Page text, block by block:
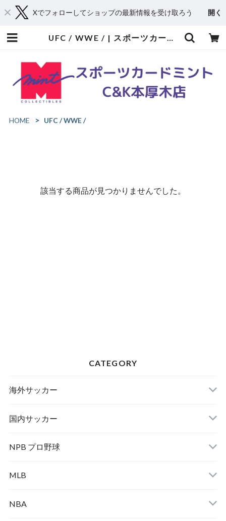
Xでフォローしてショップの最新情報を受け取ろう 開く
UFC / WWE / | スポーツカードミントC&K本厚木店－オンラインショップ
HOME UFC / WWE /
該当する商品が見つかりませんでした。
CATEGORY
海外サッカー
国内サッカー
NPB プロ野球
MLB
NBA